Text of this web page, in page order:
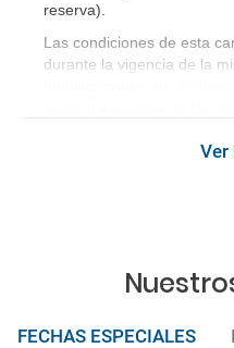
reserva)
Las condiciones de esta
durante la vigencia de la
Ver
FECHAS ESPECIALES